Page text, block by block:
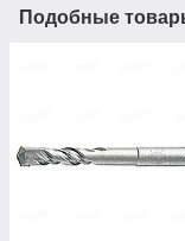
Подобные